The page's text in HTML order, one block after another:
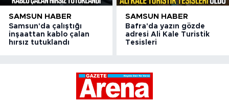
SAMSUN HABER
Samsun'da çalıştığı
inşaattan kablo çalan
hırsız tutuklandı
SAMSUN HABER
Bafra'da yazın gözde
adresi Ali Kale Turistik
Tesisleri